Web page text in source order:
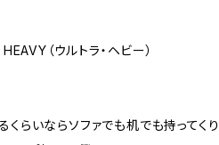
（ウルトラ・ヘビー）
くらいならソファでも机でも持ってくり